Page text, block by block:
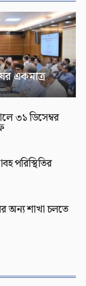
একমাত্র
৩১ ডিসেম্বর
পরিস্থিতির
অন্য শাখা চলতে